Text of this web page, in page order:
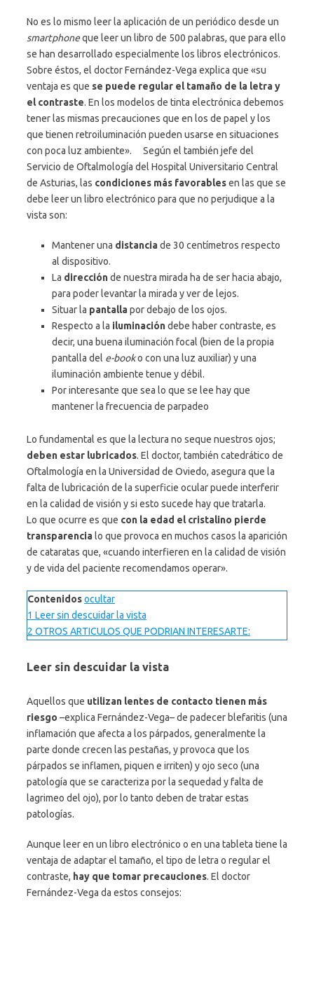
No es lo mismo leer la aplicación de un periódico desde un
smartphoneque leer un libro de 500 palabras, que para ello
se han desarrollado especialmente los libros electrónicos.
Sobre éstos, el doctor Fernández-Vega explica que «su
ventaja es que se puede regular el tamaño de la letra y
el contraste. En los modelos de tinta electrónica debemos
tener las mismas precauciones que en los de papel y los
que tienen retroiluminación pueden usarse en situaciones
con poca luz ambiente». Según el también jefe del
Servicio de Oftalmología del Hospital Universitario Central
de Asturias, las condiciones más favorablesen las que se
debe leer un libro electrónico para que no perjudique a la
vista son:
Mantener una distanciade 30 centímetros respecto
al dispositivo.
La direcciónde nuestra mirada ha de ser hacia abajo,
para poder levantar la mirada y ver de lejos.
Situar la pantallapor debajo de los ojos.
Respecto a la iluminacióndebe haber contraste, es
decir, una buena iluminación focal (bien de la propia
pantalla del e-booko con una luz auxiliar) y una
iluminación ambiente tenue y débil.
Por interesante que sea lo que se lee hay que
mantener la frecuencia de parpadeo
Lo fundamental es que la lectura no seque nuestros ojos;
deben estar lubricados. El doctor, también catedrático de
Oftalmología en la Universidad de Oviedo, asegura que la
falta de lubricación de la superficie ocular puede interferir
en la calidad de visión y si esto sucede hay que tratarla.
Lo que ocurre es que con la edad el cristalino pierde
transparencia lo que provoca en muchos casos la aparición
de cataratas que, «cuando interfieren en la calidad de visión
y de vida del paciente recomendamos operar».
Contenidosocultar
1 Leer sin descuidar la vista
2 OTROS ARTICULOS QUE PODRIAN INTERESARTE:
Leer sin descuidar la vista
Aquellos que utilizan lentes de contacto tienen más
riesgo –explica Fernández-Vega– de padecer blefaritis (una
inflamación que afecta a los párpados, generalmente la
parte donde crecen las pestañas, y provoca que los
párpados se inflamen, piquen e irriten) y ojo seco (una
patología que se caracteriza por la sequedad y falta de
lagrimeo del ojo), por lo tanto deben de tratar estas
patologías.
Aunque leer en un libro electrónico o en una tableta tiene la
ventaja de adaptar el tamaño, el tipo de letra o regular el
contraste, hay que tomar precauciones. El doctor
Fernández-Vega da estos consejos: